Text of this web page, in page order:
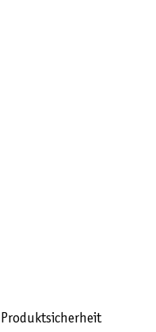
Produktsicherheit